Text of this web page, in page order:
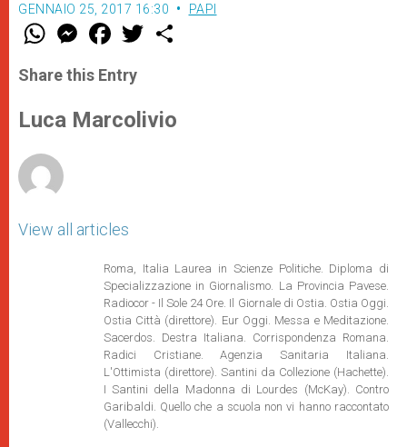
GENNAIO 25, 2017 16:30 PAPI
W
t
s
p
p
M
e
s
e
g
e
F
a
e
b
o
k
w
r
Share this Entry
Luca Marcolivio
View all articles
Roma, Italia Laurea in Scienze Politiche. Diploma di
Specializzazione in Giornalismo. La Provincia Pavese.
Radiocor - Il Sole 24 Ore. Il Giornale di Ostia. Ostia Oggi.
Ostia Città (direttore). Eur Oggi. Messa e Meditazione.
Sacerdos. Destra Italiana. Corrispondenza Romana.
Radici Cristiane. Agenzia Sanitaria Italiana.
L'Ottimista (direttore). Santini da Collezione (Hachette).
I Santini della Madonna di Lourdes (McKay). Contro
Garibaldi. Quello che a scuola non vi hanno raccontato
(Vallecchi).